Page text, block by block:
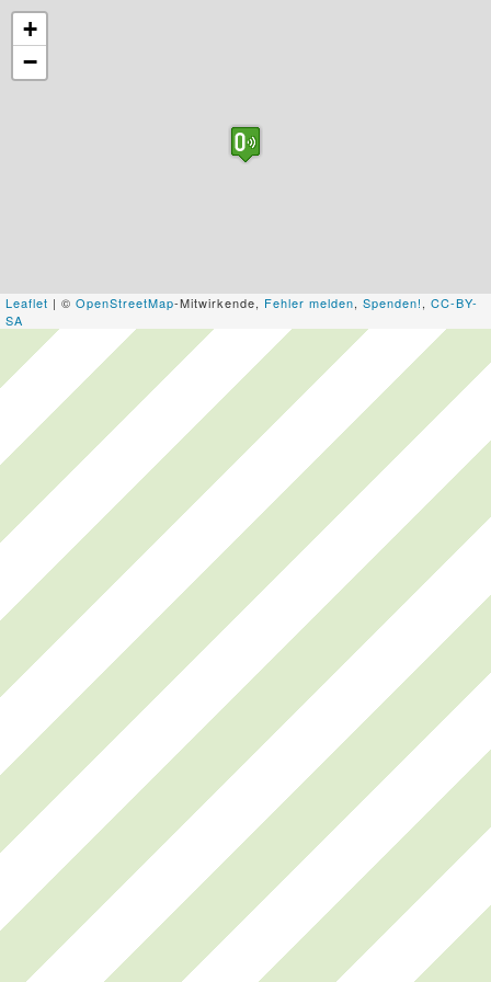
+
−
Leaflet | © OpenStreetMap-Mitwirkende, Fehler melden, Spenden!, CC-BY-
SA